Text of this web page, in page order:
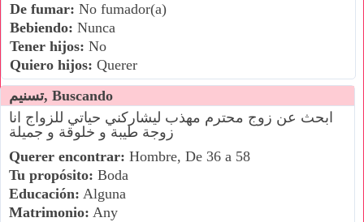
De fumar: No fumador(a)
Bebiendo: Nunca
Tener hijos: No
Quiero hijos: Querer
تسنيم, Buscando
ابحث عن زوج محترم مهذب ليشاركني حياتي للزواج انا
زوجة طيبة و خلوقة و جميلة
Querer encontrar: Hombre, De 36 a 58
Tu propósito: Boda
Educación: Alguna
Matrimonio: Any